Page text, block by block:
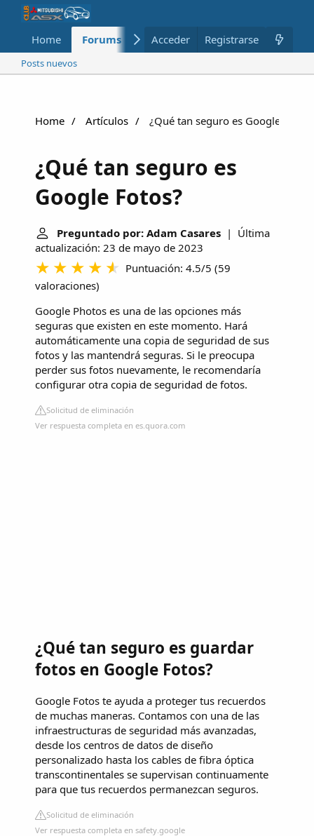
Home Forums Nuevo Miembros
Acceder Registrarse
Posts nuevos
Home Artículos ¿Qué tan seguro es Google Fotos?
¿Qué tan seguro es
Google Fotos?
Preguntado por: Adam Casares | Última
actualización: 23 de mayo de 2023
Puntuación: 4.5/5 (59
valoraciones)
Google Photos es una de las opciones más
seguras que existen en este momento. Hará
automáticamente una copia de seguridad de sus
fotos y las mantendrá seguras. Si le preocupa
perder sus fotos nuevamente, le recomendaría
configurar otra copia de seguridad de fotos.
Solicitud de eliminación
Ver respuesta completa en es.quora.com
¿Qué tan seguro es guardar
fotos en Google Fotos?
Google Fotos te ayuda a proteger tus recuerdos
de muchas maneras. Contamos con una de las
infraestructuras de seguridad más avanzadas,
desde los centros de datos de diseño
personalizado hasta los cables de fibra óptica
transcontinentales se supervisan continuamente
para que tus recuerdos permanezcan seguros.
Solicitud de eliminación
Ver respuesta completa en safety.google